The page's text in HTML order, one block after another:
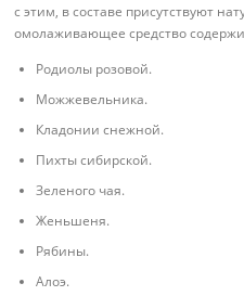
с этим, в составе присутствуют
омолаживающее средство
Родиолы розовой.
Можжевельника.
Кладонии снежной.
Пихты сибирской.
Зеленого чая.
Женьшеня.
Рябины.
Алоэ.